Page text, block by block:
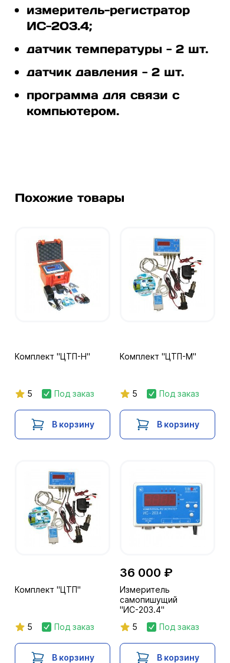
измеритель-регистратор
ИС-203.4;
датчик температуры - 2 шт.
датчик давления - 2 шт.
программа для связи с
компьютером.
Похожие товары
Комплект "ЦТП-Н"
5 Под заказ
В корзину
Комплект "ЦТП-М"
5 Под заказ
В корзину
Комплект "ЦТП"
5 Под заказ
В корзину
36 000 ₽
Измеритель
самопишущий
"ИС-203.4"
5
Под заказ
В корзину